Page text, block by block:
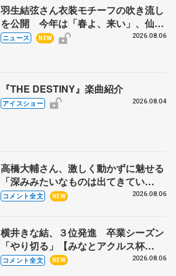
羽生結弦さん衣装モチーフの吹き流し
を公開 今年は「春よ、来い」、仙台
の瑞鳳殿
ニュース NEW 2026.08.06
『THE DESTINY』楽曲紹介
アイスショー 2026.08.04
高橋大輔さん、激しく動かずに魅せる
「深みみたいなものは出てきてい
る？」 〝兄さん〟と慕うレジェンド
コメント全文 NEW 2026.08.06
横井きな結、３位発進 卒業シーズン
「やり切る」【みなとアクルス杯
SP】
コメント全文 NEW 2026.08.06